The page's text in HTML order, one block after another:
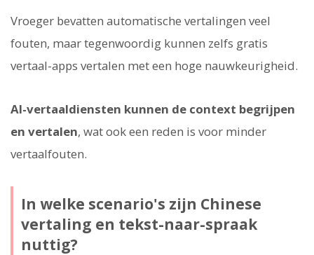
Vroeger bevatten automatische vertalingen veel
fouten, maar tegenwoordig kunnen zelfs gratis
vertaal-apps vertalen met een hoge nauwkeurigheid.
AI-vertaaldiensten kunnen de context begrijpen
en vertalen, wat ook een reden is voor minder
vertaalfouten.
In welke scenario's zijn Chinese
vertaling en tekst-naar-spraak
nuttig?